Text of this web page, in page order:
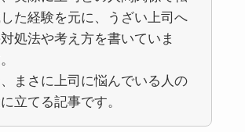
た経験を元に、うざい上司へ
処法や考え方を書いていま
まさに上司に悩んでいる人の
立てる記事です。